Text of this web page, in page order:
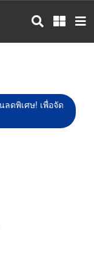
ดพิเศษ! เพื่อจัด